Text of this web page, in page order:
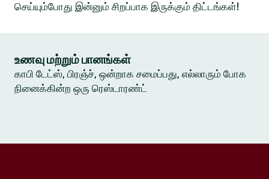
செய்யும்போது இன்னும் சிறப்பாக இருக்கும் திட்டங்கள்!
உணவு மற்றும் பானங்கள்
காபி டேட்ஸ், பிரஞ்ச், ஒன்றாக சமைப்பது, எல்லாரும் போக
நினைக்கின்ற ஒரு ரெஸ்டாரண்ட்